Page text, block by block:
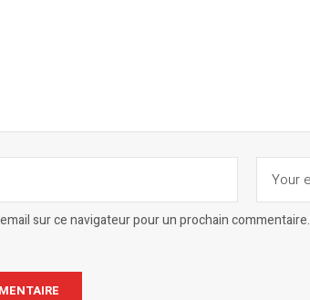
sur ce navigateur pour un prochain commentaire.